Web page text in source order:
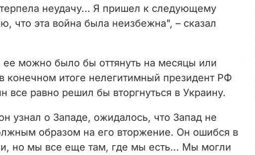
o
неудачу... Я пришел к следующему
что эта война была неизбежна", – сказал
ее можно было бы оттянуть на месяцы или
конечном итоге нелегитимный президент РФ
все равно решил бы вторгнуться в Украину.
узнал о Западе, ожидалось, что Запад не
образом на его вторжение. Он ошибся в
но мы все еще там, где мы есть... Мы могли